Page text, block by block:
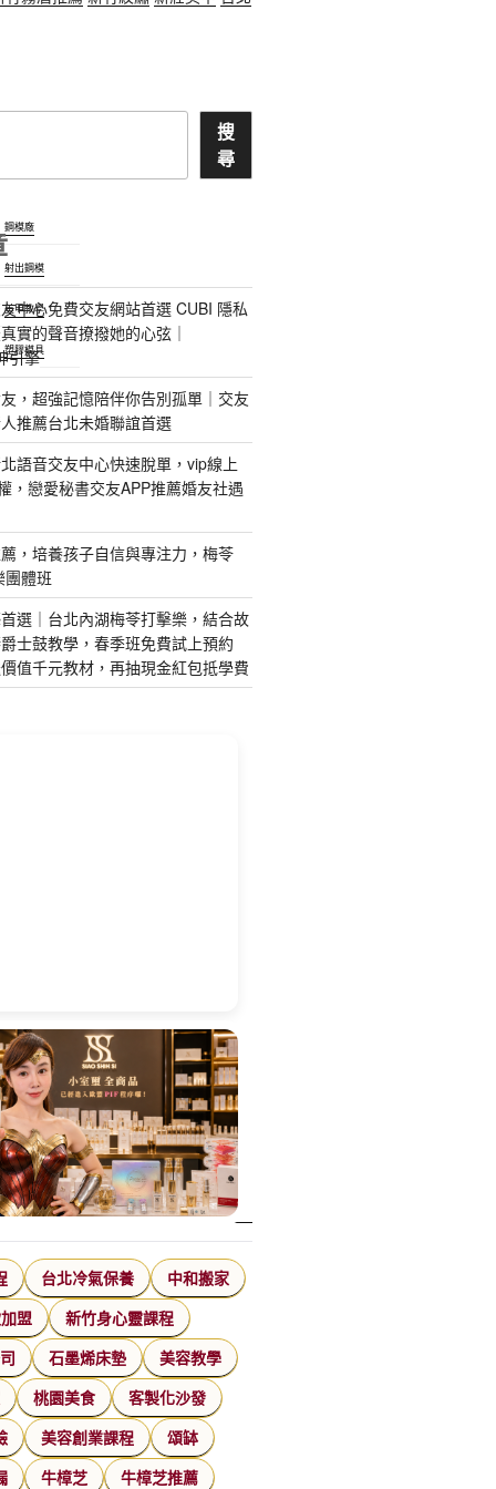
鋼模廠
射出鋼模
美甲教學
塑膠模具
搜
尋
中心免費交友網站首選 CUBI 隱私
實的聲音撩撥她的心弦｜
引擎
，超強記憶陪伴你告別孤單｜交友
推薦台北未婚聯誼首選
語音交友中心快速脫單，vip線上
，戀愛秘書交友APP推薦婚友社遇
，培養孩子自信與專注力，梅苓
體班
選｜台北內湖梅苓打擊樂，結合故
士鼓教學，春季班免費試上預約
值千元教材，再抽現金紅包抵學費
台北冷氣保養 中和搬家
盟 新竹身心靈課程
石墨烯床墊 美容教學
桃園美食 客製化沙發
美容創業課程 頌缽
牛樟芝 牛樟芝推薦